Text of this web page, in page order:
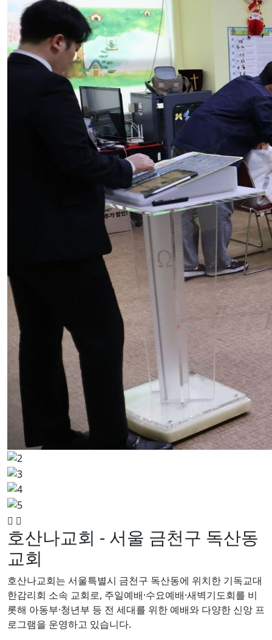
호산나교회 - 서울 금천구 독산동
교회
호산나교회는 서울특별시 금천구 독산동에 위치한 기독교대
한감리회 소속 교회로, 주일예배·수요예배·새벽기도회를 비
롯해 아동부·청년부 등 전 세대를 위한 예배와 다양한 신앙 프
로그램을 운영하고 있습니다.